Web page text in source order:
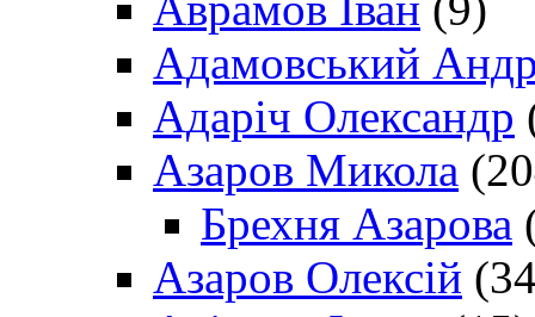
Адамовський
Адаріч Олександр
Азаров Микола
Брехня Азарова
Азаров Олексій